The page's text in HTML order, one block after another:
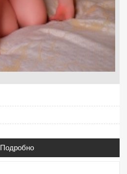
Подробно